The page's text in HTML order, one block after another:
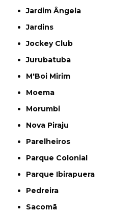
Jardim Ângela
Jardins
Jockey Club
Jurubatuba
M'Boi Mirim
Moema
Morumbi
Nova Piraju
Parelheiros
Parque Colonial
Parque Ibirapuera
Pedreira
Sacomã